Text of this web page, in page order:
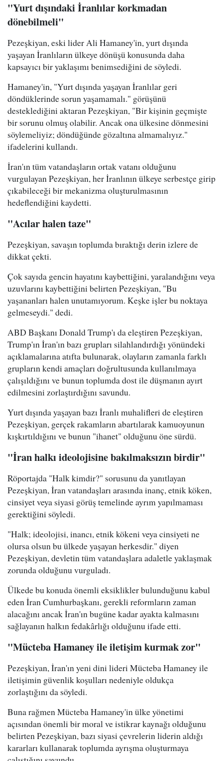
"Yurt dışındaki İranlılar korkmadan
dönebilmeli"
Pezeşkiyan, eski lider Ali Hamaney'in, yurt dışında
yaşayan İranlıların ülkeye dönüşü konusunda daha
kapsayıcı bir yaklaşımı benimsediğini de söyledi.
Hamaney'in, "Yurt dışında yaşayan İranlılar geri
döndüklerinde sorun yaşamamalı." görüşünü
desteklediğini aktaran Pezeşkiyan, "Bir kişinin geçmişte
bir sorunu olmuş olabilir. Ancak ona ülkesine dönmesini
söylemeliyiz; döndüğünde gözaltına almamalıyız."
ifadelerini kullandı.
İran'ın tüm vatandaşların ortak vatanı olduğunu
vurgulayan Pezeşkiyan, her İranlının ülkeye serbestçe girip
çıkabileceği bir mekanizma oluşturulmasının
hedeflendiğini kaydetti.
"Acılar halen taze"
Pezeşkiyan, savaşın toplumda bıraktığı derin izlere de
dikkat çekti.
Çok sayıda gencin hayatını kaybettiğini, yaralandığını veya
uzuvlarını kaybettiğini belirten Pezeşkiyan, "Bu
yaşananları halen unutamıyorum. Keşke işler bu noktaya
gelmeseydi." dedi.
ABD Başkanı Donald Trump'ı da eleştiren Pezeşkiyan,
Trump'ın İran'ın bazı grupları silahlandırdığı yönündeki
açıklamalarına atıfta bulunarak, olayların zamanla farklı
grupların kendi amaçları doğrultusunda kullanılmaya
çalışıldığını ve bunun toplumda dost ile düşmanın ayırt
edilmesini zorlaştırdığını savundu.
Yurt dışında yaşayan bazı İranlı muhalifleri de eleştiren
Pezeşkiyan, gerçek rakamların abartılarak kamuoyunun
kışkırtıldığını ve bunun "ihanet" olduğunu öne sürdü.
"İran halkı ideolojisine bakılmaksızın birdir"
Röportajda "Halk kimdir?" sorusunu da yanıtlayan
Pezeşkiyan, İran vatandaşları arasında inanç, etnik köken,
cinsiyet veya siyasi görüş temelinde ayrım yapılmaması
gerektiğini söyledi.
"Halk; ideolojisi, inancı, etnik kökeni veya cinsiyeti ne
olursa olsun bu ülkede yaşayan herkesdir." diyen
Pezeşkiyan, devletin tüm vatandaşlara adaletle yaklaşmak
zorunda olduğunu vurguladı.
Ülkede bu konuda önemli eksiklikler bulunduğunu kabul
eden İran Cumhurbaşkanı, gerekli reformların zaman
alacağını ancak İran'ın bugüne kadar ayakta kalmasını
sağlayanın halkın fedakârlığı olduğunu ifade etti.
"Mücteba Hamaney ile iletişim kurmak zor"
Pezeşkiyan, İran'ın yeni dini lideri Mücteba Hamaney ile
iletişimin güvenlik koşulları nedeniyle oldukça
zorlaştığını da söyledi.
Buna rağmen Mücteba Hamaney'in ülke yönetimi
açısından önemli bir moral ve istikrar kaynağı olduğunu
belirten Pezeşkiyan, bazı siyasi çevrelerin liderin aldığı
kararları kullanarak toplumda ayrışma oluşturmaya